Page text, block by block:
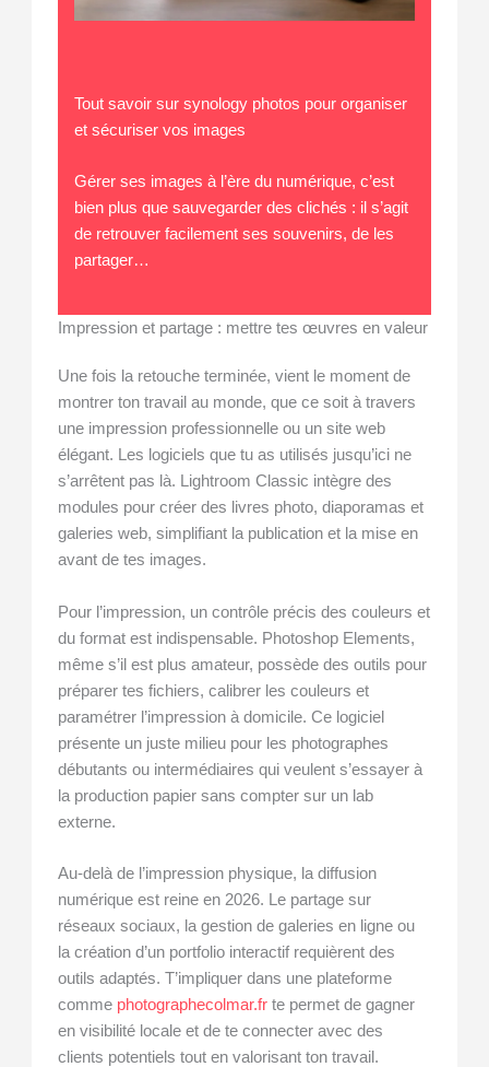
Tout savoir sur synology photos pour organiser
et sécuriser vos images
Gérer ses images à l’ère du numérique, c’est
bien plus que sauvegarder des clichés : il s’agit
de retrouver facilement ses souvenirs, de les
partager…
Impression et partage : mettre tes œuvres en valeur
Une fois la retouche terminée, vient le moment de
montrer ton travail au monde, que ce soit à travers
une impression professionnelle ou un site web
élégant. Les logiciels que tu as utilisés jusqu’ici ne
s’arrêtent pas là. Lightroom Classic intègre des
modules pour créer des livres photo, diaporamas et
galeries web, simplifiant la publication et la mise en
avant de tes images.
Pour l’impression, un contrôle précis des couleurs et
du format est indispensable. Photoshop Elements,
même s’il est plus amateur, possède des outils pour
préparer tes fichiers, calibrer les couleurs et
paramétrer l’impression à domicile. Ce logiciel
présente un juste milieu pour les photographes
débutants ou intermédiaires qui veulent s’essayer à
la production papier sans compter sur un lab
externe.
Au-delà de l’impression physique, la diffusion
numérique est reine en 2026. Le partage sur
réseaux sociaux, la gestion de galeries en ligne ou
la création d’un portfolio interactif requièrent des
outils adaptés. T’impliquer dans une plateforme
comme photographecolmar.fr te permet de gagner
en visibilité locale et de te connecter avec des
clients potentiels tout en valorisant ton travail.